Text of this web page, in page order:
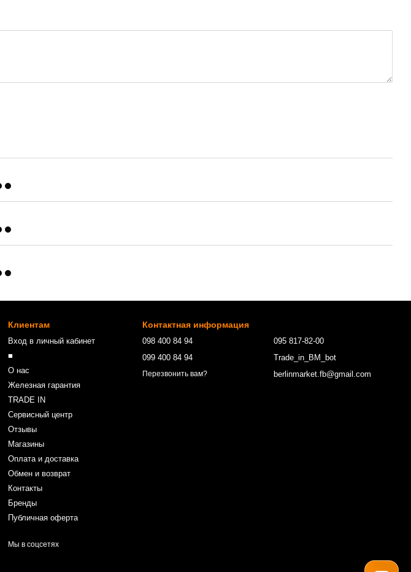
Клиентам
Вход в личный кабинет
■
О нас
Железная гарантия
TRADE IN
Сервисный центр
Отзывы
Магазины
Оплата и доставка
Обмен и возврат
Контакты
Бренды
Публичная оферта
Мы в соцсетях
Контактная информация
098 400 84 94‬
099 400 84 94
Перезвонить вам?
095 817-82-00
Trade_in_BM_bot
berlinmarket.fb@gmail.com